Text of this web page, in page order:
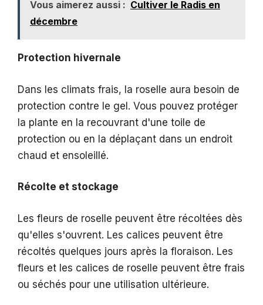
Vous aimerez aussi : Cultiver le Radis en
décembre
Protection hivernale
Dans les climats frais, la roselle aura besoin de
protection contre le gel. Vous pouvez protéger
la plante en la recouvrant d'une toile de
protection ou en la déplaçant dans un endroit
chaud et ensoleillé.
Récolte et stockage
Les fleurs de roselle peuvent être récoltées dès
qu'elles s'ouvrent. Les calices peuvent être
récoltés quelques jours après la floraison. Les
fleurs et les calices de roselle peuvent être frais
ou séchés pour une utilisation ultérieure.